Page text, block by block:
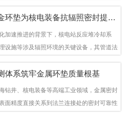
油机械、管道法兰、采油树、井口装置等领
华海密封合金环垫为核电装备抗辐照密封提供可靠保障
加速推进的背景下，核电站反应堆冷却系
设施等涉及辐照环境的关键设备，其管道法
州市华海密封件科技有限公司深耕金属密封
托八角垫、椭圆垫及RX/BX系列高压环垫等
种合金材质体系，为核电装备抗辐照密封提
。
体系筑牢金属环垫质量根基
钻井、核电装备等高端工业领域，金属密封
面精度直接关系到法兰连接处的密封可靠性